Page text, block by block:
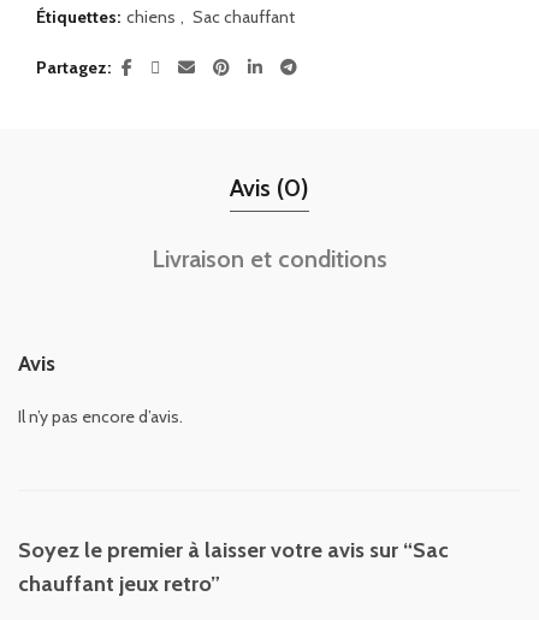
Étiquettes: chiens , Sac chauffant
Partagez
Avis (0)
Livraison et conditions
Avis
Il n’y pas encore d’avis.
Soyez le premier à laisser votre avis sur “Sac
chauffant jeux retro”